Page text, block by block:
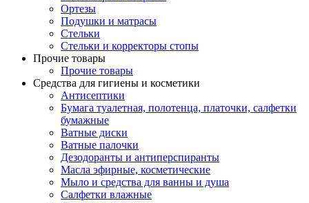
Ортезы
Подушки и матрасы
Стельки
Стельки и корректоры стопы
Прочие товары
Прочие товары
Средства для гигиены и косметики
Антисептики
Бумага туалетная, полотенца, платочки, салфетки
бумажные
Ватные диски
Ватные палочки
Дезодоранты и антиперспиранты
Масла эфирные, косметические
Мыло и средства для ванны и душа
Салфетки влажные